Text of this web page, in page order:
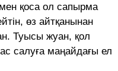
қоса ол сапырма
өз айтқанынан
Туысы жуан, қол
салуға маңайдағы ел